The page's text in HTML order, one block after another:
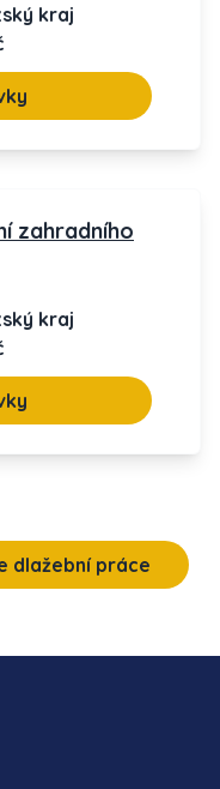
kraj
zahradního
kraj
dlažební práce